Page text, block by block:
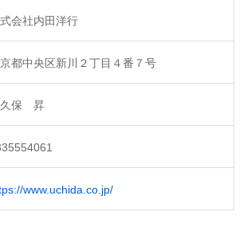
会社内田洋行
都中央区新川２丁目４番７号
久保 昇
www.uchida.co.jp/